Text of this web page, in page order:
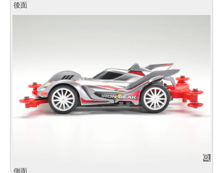
後面
側面